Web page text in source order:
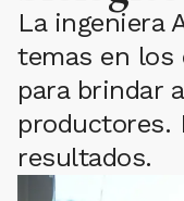
La ingeniera
temas en los
para brindar
productores.
resultados.